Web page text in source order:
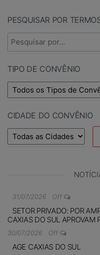
PESQUISAR POR
TIPO DE CONVÊNIO
CIDADE DO CONVÊNIO
31/07/2026 Off
SETOR PRIVADO: POR
CAXIAS DO SUL APROVAM
30/07/2026 Off
AGE CAXIAS DO SUL